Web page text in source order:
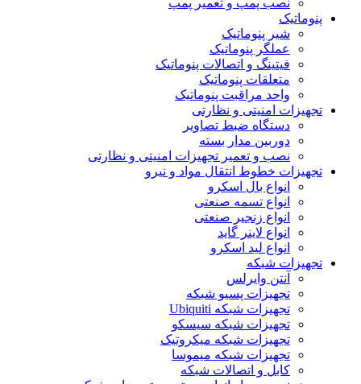
نصب پمپ و تعمیر پمپ
پنوماتیک
شیر پنوماتیک
عملگر پنوماتیک
فیتینگ و اتصالات پنوماتیک
متعلقات پنوماتیک
واحد مراقبت پنوماتیک
تجهیزات امنیتی و نظارتی
دستگاه ضبط تصاویر
دوربین مدار بسته
نصب و تعمیر تجهیزات امنیتی و نظارتی
تجهیزات خطوط انتقال مواد و نیرو
انواع بال اسکرو
انواع تسمه صنعتی
انواع زنجیر صنعتی
انواع لاینر گاید
انواع لید اسکرو
تجهیزات شبکه
آنتن وایرلس
تجهیزات پسیو شبکه
تجهیزات شبکه Ubiquiti
تجهیزات شبکه سیسکو
تجهیزات شبکه میکروتیک
تجهیزات شبکه میموسا
کابل و اتصالات شبکه